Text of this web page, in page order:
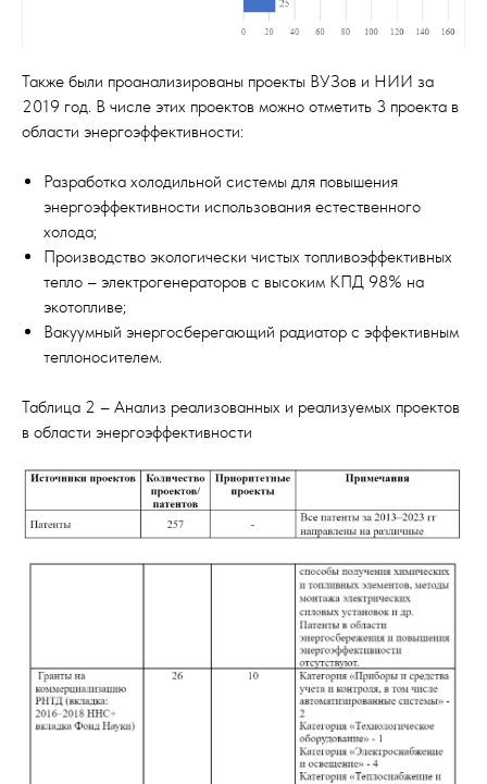
Также были проанализированы проекты ВУЗов и НИИ за
2019 год. В числе этих проектов можно отметить 3 проекта в
области энергоэффективности:
Разработка холодильной системы для повышения
энергоэффективности использования естественного
холода;
Производство экологически чистых топливоэффективных
тепло – электрогенераторов с высоким КПД 98% на
экотопливе;
Вакуумный энергосберегающий радиатор с эффективным
теплоносителем.
Таблица 2 – Анализ реализованных и реализуемых проектов
в области энергоэффективности